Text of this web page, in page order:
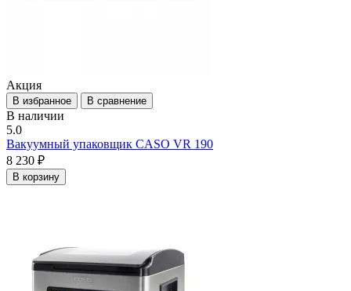
Акция
В избранное В сравнение
В наличии
5.0
Вакуумный упаковщик CASO VR 190
8 230 ₽
В корзину